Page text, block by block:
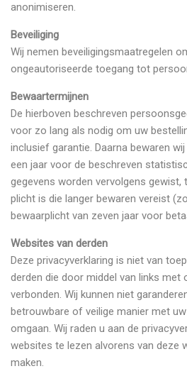
anonimiseren.
Beveiliging
Wij nemen beveiligingsmaatregelen
ongeautoriseerde toegang tot
Bewaartermijnen
De hierboven beschreven
voor zo lang als nodig om uw
inclusief garantie. Daarna bewaren
een jaar voor de beschreven
gegevens worden vervolgens gewist,
plicht is die langer bewaren vereist
bewaarplicht van zeven jaar voor
Websites van derden
Deze privacyverklaring is niet van
derden die door middel van links met
verbonden. Wij kunnen niet
betrouwbare of veilige manier met
omgaan. Wij raden u aan de
websites te lezen alvorens van deze
maken.